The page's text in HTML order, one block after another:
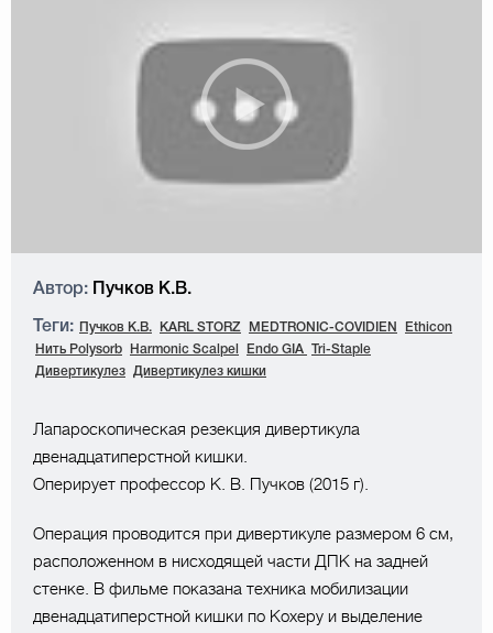
Автор: Пучков К.В.
Теги: Пучков К.В. KARL STORZ MEDTRONIC-COVIDIEN
Ethicon
Нить Polysorb
Harmonic Scalpel Endo GIA
Tri-Staple
Дивертикулез
Дивертикулез кишки
Лапароскопическая резекция дивертикула
двенадцатиперстной кишки.
Оперирует профессор К. В. Пучков (2015 г).
Операция проводится при дивертикуле размером 6 см,
расположенном в нисходящей части ДПК на задней
стенке. В фильме показана техника мобилизации
двенадцатиперстной кишки по Кохеру и выделение